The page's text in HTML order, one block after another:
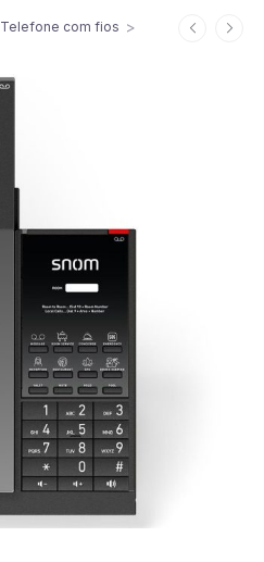
Telefone com fios >